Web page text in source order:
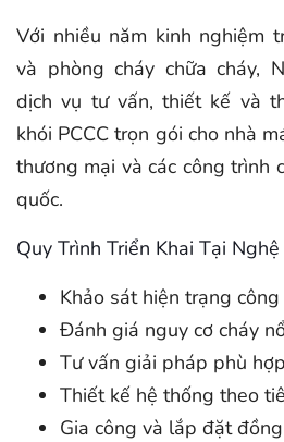
Với nhiều năm kinh nghiệm
và phòng cháy chữa cháy,
dịch vụ tư vấn, thiết kế và
khói PCCC trọn gói cho nhà
thương mại và các công trình
quốc.
Quy Trình Triển Khai Tại
Khảo sát hiện trạng công
Đánh giá nguy cơ cháy
Tư vấn giải pháp phù
Thiết kế hệ thống theo
Gia công và lắp đặt